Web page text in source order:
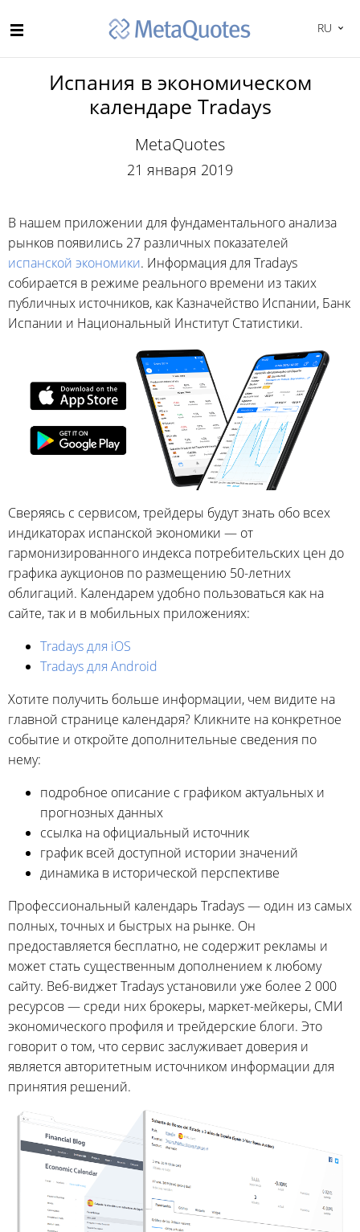
RU
Испания в экономическом
календаре Tradays
MetaQuotes
21 января 2019
В нашем приложении для фундаментального анализа
рынков появились 27 различных показателей
испанской экономики. Информация для Tradays
собирается в режиме реального времени из таких
публичных источников, как Казначейство Испании, Банк
Испании и Национальный Институт Статистики.
Сверяясь с сервисом, трейдеры будут знать обо всех
индикаторах испанской экономики — от
гармонизированного индекса потребительских цен до
графика аукционов по размещению 50-летних
облигаций. Календарем удобно пользоваться как на
сайте, так и в мобильных приложениях:
Tradays для iOS
Tradays для Android
Хотите получить больше информации, чем видите на
главной странице календаря? Кликните на конкретное
событие и откройте дополнительные сведения по
нему:
подробное описание с графиком актуальных и
прогнозных данных
ссылка на официальный источник
график всей доступной истории значений
динамика в исторической перспективе
Профессиональный календарь Tradays — один из самых
полных, точных и быстрых на рынке. Он
предоставляется бесплатно, не содержит рекламы и
может стать существенным дополнением к любому
сайту. Веб-виджет Tradays установили уже более 2 000
ресурсов — среди них брокеры, маркет-мейкеры, СМИ
экономического профиля и трейдерские блоги. Это
говорит о том, что сервис заслуживает доверия и
является авторитетным источником информации для
принятия решений.